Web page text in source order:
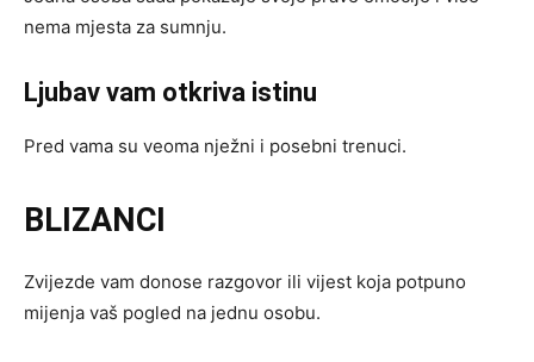
nema mjesta za sumnju.
Ljubav vam otkriva istinu
Pred vama su veoma nježni i posebni trenuci.
BLIZANCI
Zvijezde vam donose razgovor ili vijest koja potpuno
mijenja vaš pogled na jednu osobu.